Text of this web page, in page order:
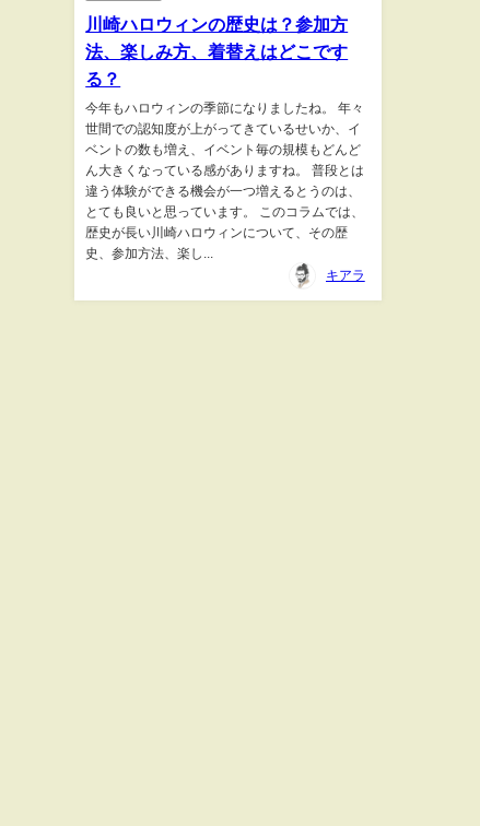
川崎ハロウィンの歴史は？参加方
法、楽しみ方、着替えはどこです
る？
今年もハロウィンの季節になりましたね。 年々
世間での認知度が上がってきているせいか、イ
ベントの数も増え、イベント毎の規模もどんど
ん大きくなっている感がありますね。 普段とは
違う体験ができる機会が一つ増えるとうのは、
とても良いと思っています。 このコラムでは、
歴史が長い川崎ハロウィンについて、その歴
史、参加方法、楽し...
キアラ